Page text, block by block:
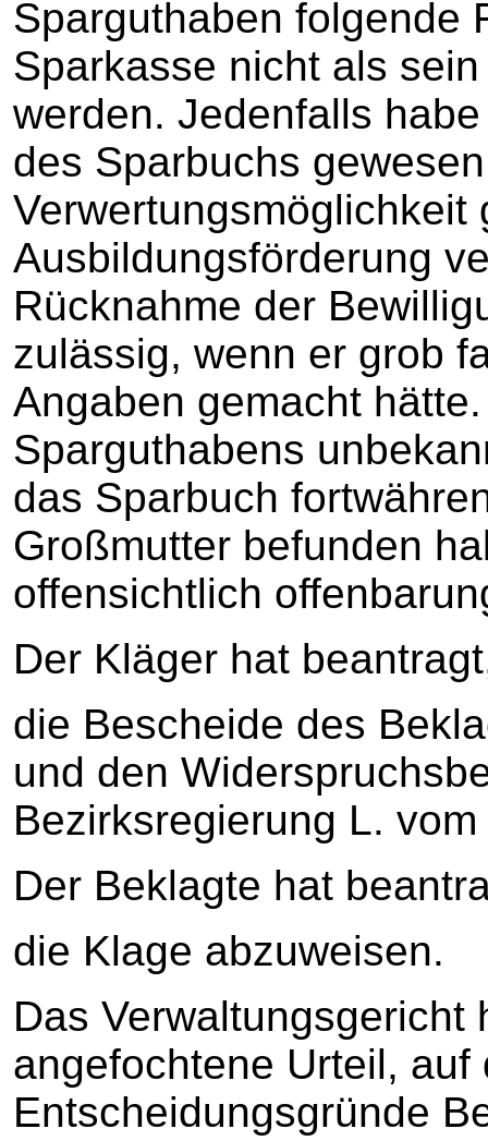
Sparguthaben folgende
Sparkasse nicht als
werden. Jedenfalls
des Sparbuchs
Ausbildungsförderung
Rücknahme der
zulässig, wenn er grob
Angaben gemacht
Sparguthabens
das Sparbuch
Großmutter befunden
offensichtlich
Der Kläger hat
die Bescheide des
und den
Bezirksregierung L.
Der Beklagte hat
die Klage abzuweisen.
Das
angefochtene Urteil, auf
Entscheidungsgründe